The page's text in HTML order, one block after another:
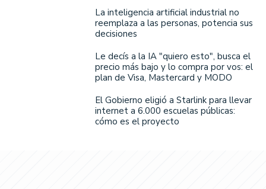
La inteligencia artificial industrial no
reemplaza a las personas, potencia sus
decisiones
Le decís a la IA "quiero esto", busca el
precio más bajo y lo compra por vos: el
plan de Visa, Mastercard y MODO
El Gobierno eligió a Starlink para llevar
internet a 6.000 escuelas públicas:
cómo es el proyecto